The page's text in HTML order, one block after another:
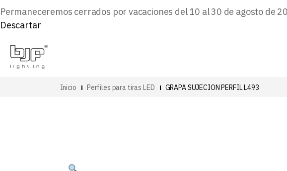
Permaneceremos cerrados por vacaciones del 10 al 30 de agosto de
Descartar
Inicio Perfiles para tiras LED GRAPA SUJECION PERFIL L493